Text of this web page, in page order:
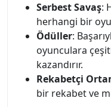
Serbest Savaş:
herhangi bir
Ödüller:
oyunculara
kazandırır.
Rekabetçi
bir rekabet ve